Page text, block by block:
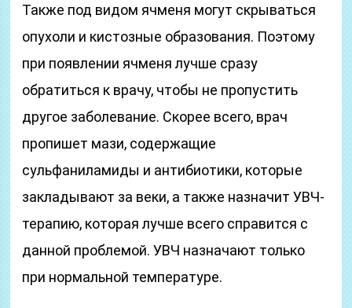
Также под видом ячменя могут скрываться
опухоли и кистозные образования. Поэтому
при появлении ячменя лучше сразу
обратиться к врачу, чтобы не пропустить
другое заболевание. Скорее всего, врач
пропишет мази, содержащие
сульфаниламиды и антибиотики, которые
закладывают за веки, а также назначит УВЧ-
терапию, которая лучше всего справится с
данной проблемой. УВЧ назначают только
при нормальной температуре.